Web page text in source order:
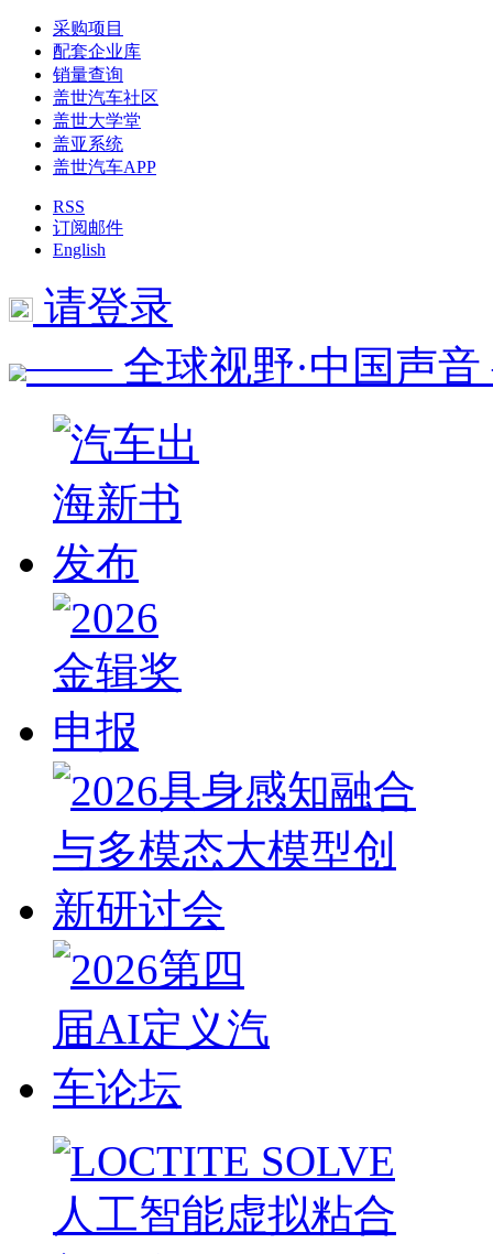
采购项目
配套企业库
销量查询
盖世汽车社区
盖世大学堂
盖亚系统
盖世汽车APP
RSS
订阅邮件
English
请登录
—— 全球视野·中国声